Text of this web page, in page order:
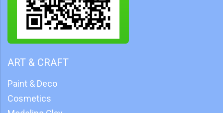
ART & CRAFT
Paint & Deco
Cosmetics